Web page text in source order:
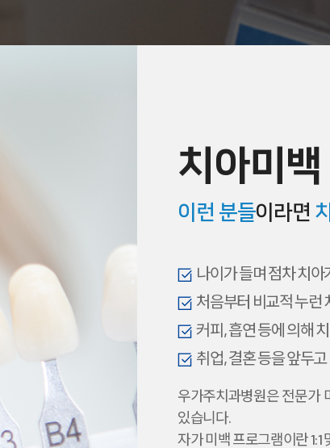
치아미
이런 분들이라면
나이가 들며 점차 치아
처음부터 비교적 누런
커피, 흡연 등에 의해
취업, 결혼 등을 앞두
우가주치과병원은 전문가
있습니다.
자가 미백 프로그램이란